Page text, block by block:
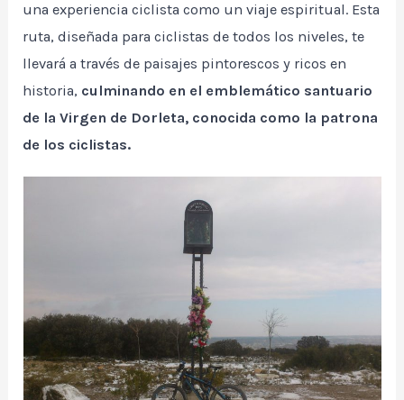
una experiencia ciclista como un viaje espiritual. Esta
ruta, diseñada para ciclistas de todos los niveles, te
llevará a través de paisajes pintorescos y ricos en
historia, culminando en el emblemático santuario
de la Virgen de Dorleta, conocida como la patrona
de los ciclistas.